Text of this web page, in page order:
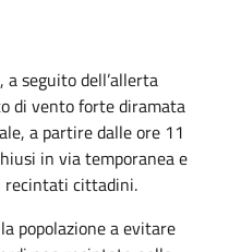
seguito dell’allerta
di vento forte diramata
a partire dalle ore 11
in via temporanea e
recintati cittadini.
popolazione a evitare